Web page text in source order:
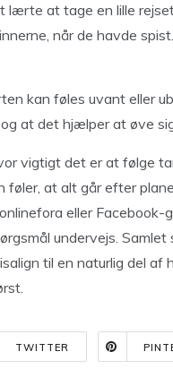
at tage en lille
når de havde
kan føles uvant eller
at det hjælper at øve
vigtigt det er at følge
føler, at alt går efter
eller Facebook-
undervejs.
til en naturlig del
TWITTER